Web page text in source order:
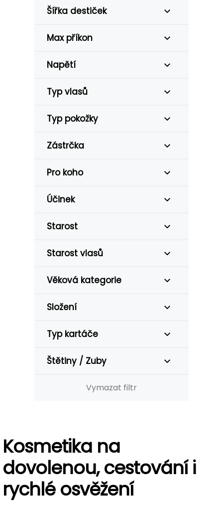
Šířka destiček
Max příkon
Napětí
Typ vlasů
Typ pokožky
Zástrčka
Pro koho
Účinek
Starost
Starost vlasů
Věková kategorie
Složení
Typ kartáče
Štětiny / Zuby
Vymazat filtr
Kosmetika na
dovolenou, cestování i
rychlé osvěžení